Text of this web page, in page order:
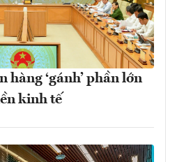
hàng ‘gánh’ phần lớn
kinh tế